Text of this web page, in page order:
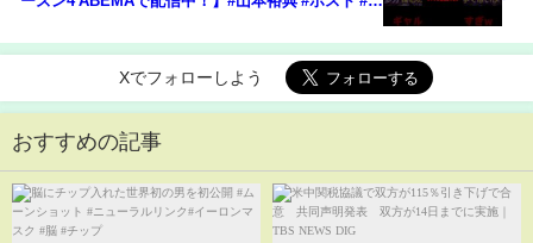
Xでフォローしよう
おすすめの記事